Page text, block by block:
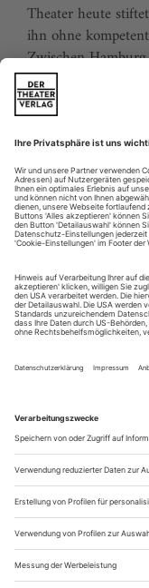
Theater heute
ihn ohne
Zwischen
Jena und Aachen
dichte, vielfältige
Theater heute sind
Ereignisse
Jahr mit einem
August.
Sie erhalten
heute und können
das ePaper-Archiv
theaterverlag.de
Das Abonnement
verlängert sich
es nicht vom
Bestellungen“ auf
in Kraft.
Aus steuerlichen
außerhalb
ersichtlich)